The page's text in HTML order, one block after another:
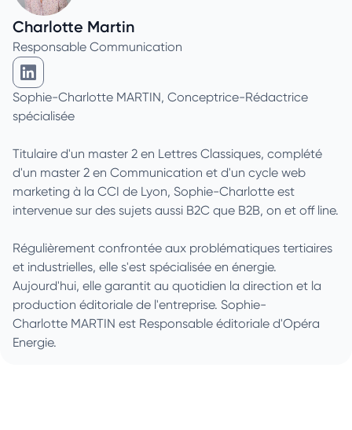
Charlotte Martin
Responsable Communication
Charlotte Martin sur Linkedin
Sophie-Charlotte MARTIN, Conceptrice-Rédactrice
spécialisée
Titulaire d'un master 2 en Lettres Classiques, complété
d'un master 2 en Communication et d'un cycle web
marketing à la CCI de Lyon, Sophie-Charlotte est
intervenue sur des sujets aussi B2C que B2B, on et off line.
Régulièrement confrontée aux problématiques tertiaires
et industrielles, elle s'est spécialisée en énergie.
Aujourd'hui, elle garantit au quotidien la direction et la
production éditoriale de l'entreprise. Sophie-
Charlotte MARTIN est Responsable éditoriale d'Opéra
Energie.